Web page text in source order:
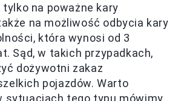
na poważne kary
na możliwość odbycia kary
która wynosi od 3
Sąd, w takich przypadkach,
dożywotni zakaz
pojazdów. Warto
sytuacjach tego typu mówimy